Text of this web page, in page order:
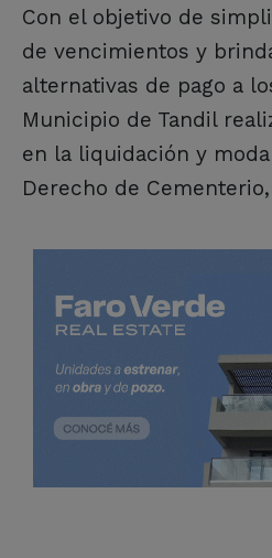
Con el objetivo de
de vencimientos y
alternativas de pago a
Municipio de Tandil
en la liquidación y
Derecho de Cementerio,